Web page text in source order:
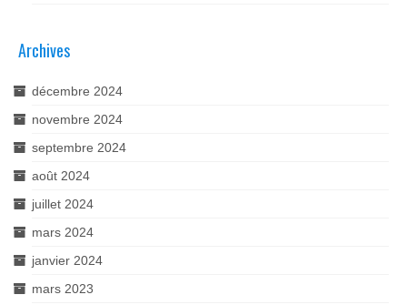
Archives
décembre 2024
novembre 2024
septembre 2024
août 2024
juillet 2024
mars 2024
janvier 2024
mars 2023